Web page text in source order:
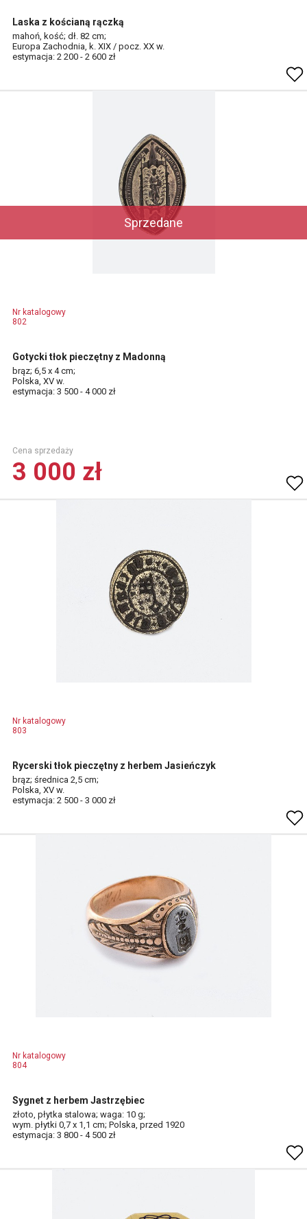
Laska z kościaną rączką
mahoń, kość; dł. 82 cm;
Europa Zachodnia, k. XIX / pocz. XX w.
estymacja: 2 200 - 2 600 zł
Sprzedane
Nr katalogowy
802
Gotycki tłok pieczętny z Madonną
brąz; 6,5 x 4 cm;
Polska, XV w.
estymacja: 3 500 - 4 000 zł
Cena sprzedaży
3 000 zł
Nr katalogowy
803
Rycerski tłok pieczętny z herbem Jasieńczyk
brąz; średnica 2,5 cm;
Polska, XV w.
estymacja: 2 500 - 3 000 zł
Nr katalogowy
804
Sygnet z herbem Jastrzębiec
złoto, płytka stalowa; waga: 10 g;
wym. płytki 0,7 x 1,1 cm; Polska, przed 1920
estymacja: 3 800 - 4 500 zł